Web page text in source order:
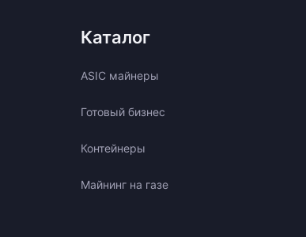
Каталог
ASIC майнеры
Готовый бизнес
Контейнеры
Майнинг на газе